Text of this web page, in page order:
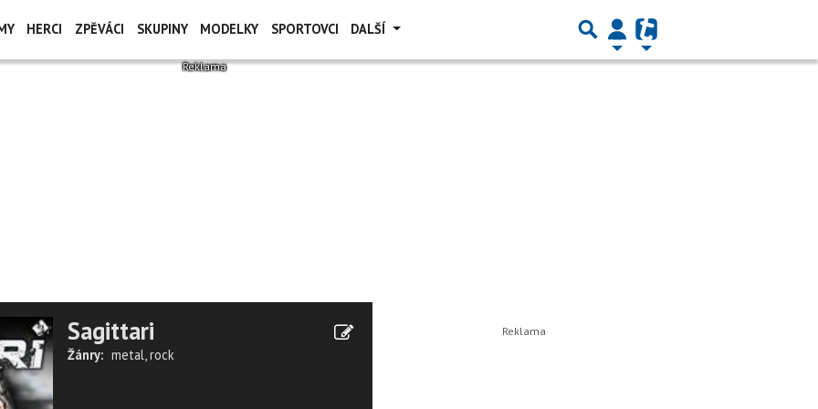
HERCI ZPĚVÁCI SKUPINY MODELKY SPORTOVCI DALŠÍ
Sagittari
Žánry: metal,rock